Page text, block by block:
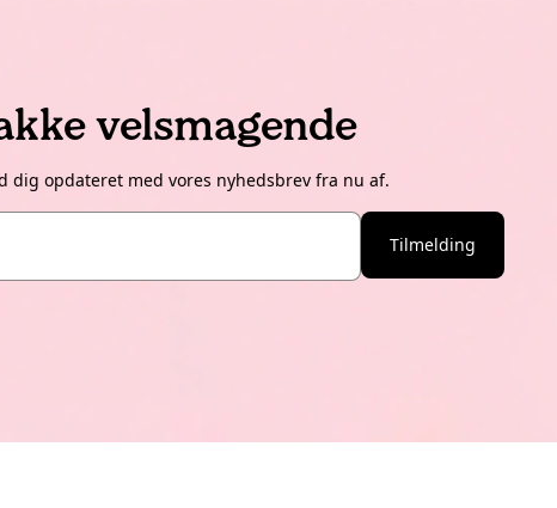
velsmagende
dig opdateret med vores nyhedsbrev fra nu af.
Tilmelding